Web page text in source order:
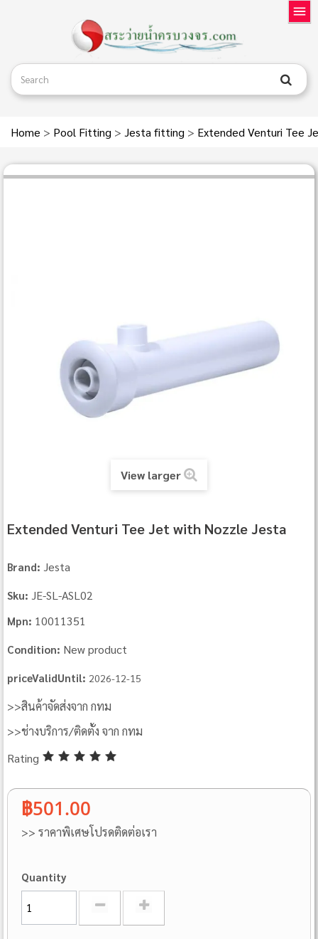
Home > Pool Fitting > Jesta fitting > Extended Venturi Tee
View larger
Extended Venturi Tee Jet with Nozzle Jesta
Brand: Jesta
Sku: JE-SL-ASL02
Mpn: 10011351
Condition: New product
priceValidUntil: 2026-12-15
>>สินค้าจัดส่งจาก กทม
>>ช่างบริการ/ติดตั้ง จาก กทม
Rating
฿501.00
>> ราคาพิเศษโปรดติดต่อเรา
Quantity